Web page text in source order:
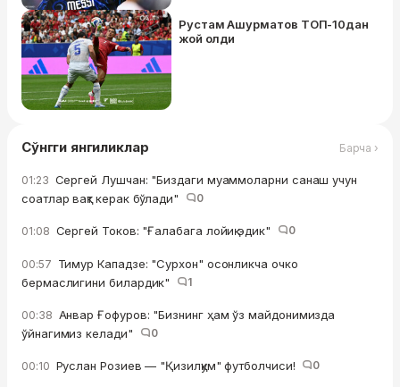
Рустам Ашурматов ТОП-10дан
жой oлди
Сўнгги янгиликлар Барча ›
01:23 Сергей Лушчан: "Биздаги муаммоларни санаш учун
соатлар вақт керак бўлади"
0
01:08 Сергей Токов: "Ғалабага лойиқ эдик" 0
00:57 Тимур Кападзе: "Сурхон" осонликча очко
бермаслигини билардик"
1
00:38 Анвар Ғофуров: "Бизнинг ҳам ўз майдонимизда
ўйнагимиз келади"
0
00:10 Руслан Розиев — "Қизилқум" футболчиси! 0